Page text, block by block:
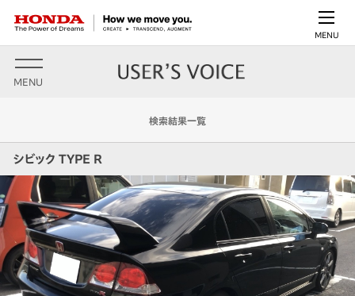
MENU
MENU
検索結果一覧
シビック TYPE R